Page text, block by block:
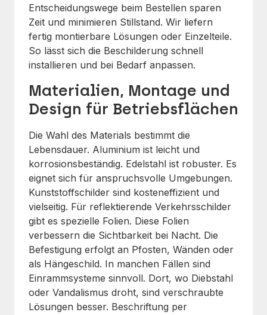
Entscheidungswege beim Bestellen sparen
Zeit und minimieren Stillstand. Wir liefern
fertig montierbare Lösungen oder Einzelteile.
So lässt sich die Beschilderung schnell
installieren und bei Bedarf anpassen.
Materialien, Montage und
Design für Betriebsflächen
Die Wahl des Materials bestimmt die
Lebensdauer. Aluminium ist leicht und
korrosionsbeständig. Edelstahl ist robuster. Es
eignet sich für anspruchsvolle Umgebungen.
Kunststoffschilder sind kosteneffizient und
vielseitig. Für reflektierende Verkehrsschilder
gibt es spezielle Folien. Diese Folien
verbessern die Sichtbarkeit bei Nacht. Die
Befestigung erfolgt an Pfosten, Wänden oder
als Hängeschild. In manchen Fällen sind
Einrammsysteme sinnvoll. Dort, wo Diebstahl
oder Vandalismus droht, sind verschraubte
Lösungen besser. Beschriftung per